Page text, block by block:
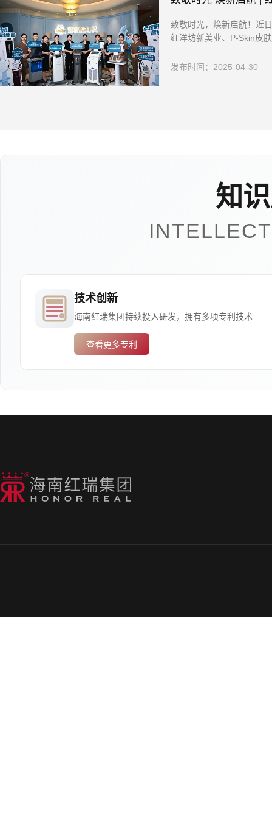
致敬时光，焕新启航！近
红洋坊新美业、P-Skin皮
发布时间：2025-04-30
知
技术创新
海南红瑞集团持续投入研发，拥有多项专利技术
查看更多专利